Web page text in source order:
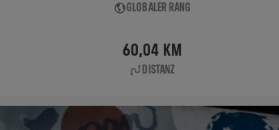
GLOBALER RANG
60,04 KM
DISTANZ